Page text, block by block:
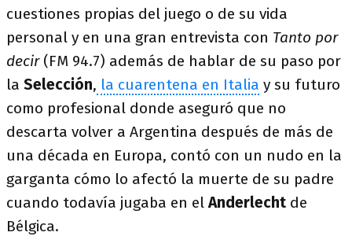
cuestiones propias del juego o de su vida
personal y en una gran entrevista con Tanto por
decir(FM 94.7) además de hablar de su paso por
la Selección, la cuarentena en Italia y su futuro
como profesional donde aseguró que no
descarta volver a Argentina después de más de
una década en Europa, contó con un nudo en la
garganta cómo lo afectó la muerte de su padre
cuando todavía jugaba en elAnderlecht de
Bélgica.